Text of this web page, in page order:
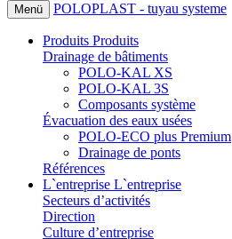
Menü POLOPLAST - tuyau systeme
Produits Produits
Drainage de bâtiments
POLO-KAL XS
POLO-KAL 3S
Composants système
Évacuation des eaux usées
POLO-ECO plus Premium
Drainage de ponts
Références
L`entreprise L`entreprise
Secteurs d’activités
Direction
Culture d’entreprise